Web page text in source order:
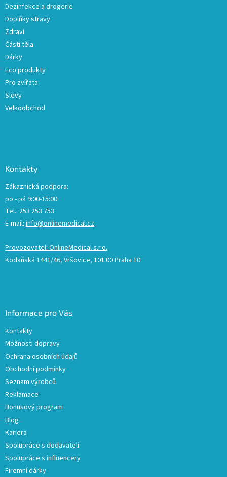
Dezinfekce a drogerie
Doplňky stravy
Zdraví
Části těla
Dárky
Eco produkty
Pro zvířata
Slevy
Velkoobchod
Kontakty
Zákaznická podpora:
po - pá 9:00-15:00
Tel.: 253 253 753
E-mail: info@onlinemedical.cz
Provozovatel: OnlineMedical s.r.o.
Kodaňská 1441/46, Vršovice, 101 00 Praha 10
Informace pro Vás
Kontakty
Možnosti dopravy
Ochrana osobních údajů
Obchodní podmínky
Seznam výrobců
Reklamace
Bonusový program
Blog
Kariera
Spolupráce s dodavateli
Spolupráce s influencery
Firemní dárky